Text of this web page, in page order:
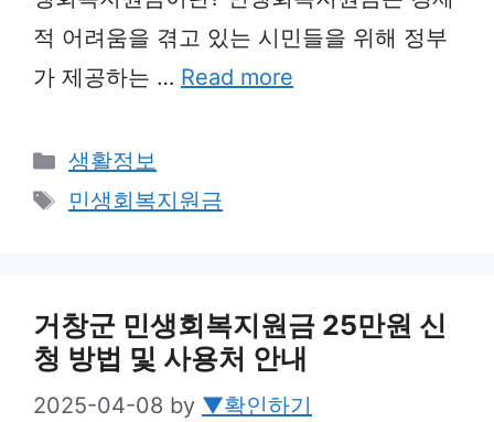
적 어려움을 겪고 있는 시민들을 위해 정부
가 제공하는 … Read more
Categories
생활정보
Tags
민생회복지원금
거창군 민생회복지원금 25만원 신
청 방법 및 사용처 안내
2025-04-08 by ▼확인하기